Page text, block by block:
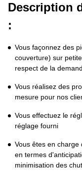
Description
:
Vous façonnez des
couverture) sur
respect de la
Vous réalisez des
mesure pour nos
Vous effectuez le
réglage fourni
Vous êtes en
en termes
minimisation des